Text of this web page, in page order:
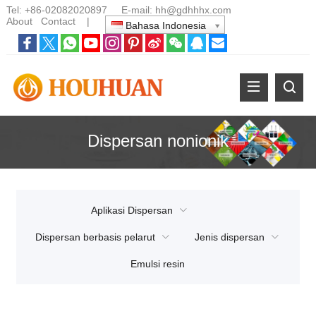
Tel: +86-02082020897 E-mail: hh@gdhhhx.com
About
Contact| Bahasa Indonesia
Dispersan nonionik
Aplikasi Dispersan
Dispersan berbasis pelarut Jenis dispersan
Emulsi resin